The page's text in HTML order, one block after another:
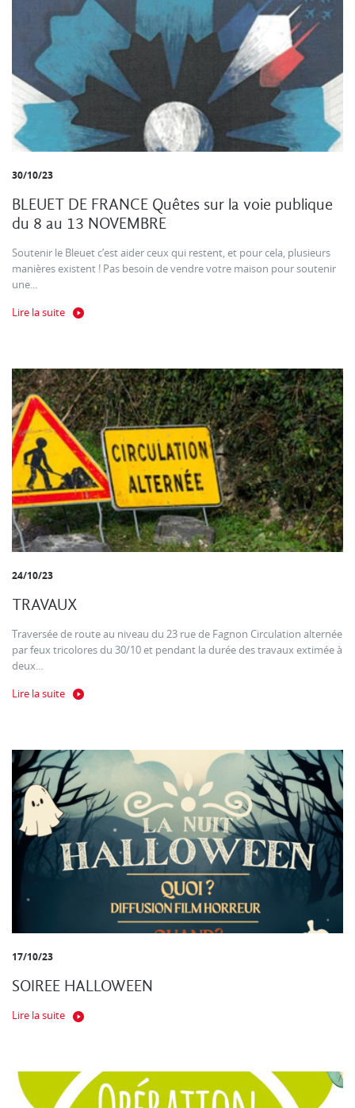
30/10/23
BLEUET DE FRANCE Quêtes sur la voie publique
du 8 au 13 NOVEMBRE
Soutenir le Bleuet c’est aider ceux qui restent, et pour cela, plusieurs
manières existent ! Pas besoin de vendre votre maison pour soutenir
une...
Lire la suite
24/10/23
TRAVAUX
Traversée de route au niveau du 23 rue de Fagnon Circulation alternée
par feux tricolores du 30/10 et pendant la durée des travaux extimée à
deux...
Lire la suite
17/10/23
SOIREE HALLOWEEN
Lire la suite